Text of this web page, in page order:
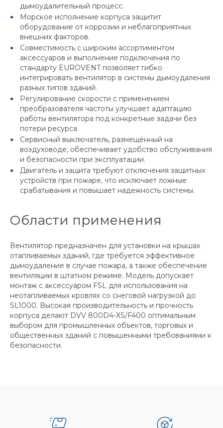
дымоудалительный процесс.
Морское исполнение корпуса защитит
оборудование от коррозии и неблагоприятных
внешних факторов.
Совместимость с широким ассортиментом
аксессуаров и выполнение подключения по
стандарту EUROVENT позволяет гибко
интегрировать вентилятор в системы дымоудаления
разных типов зданий.
Регулирование скорости с применением
преобразователя частоты улучшает адаптацию
работы вентилятора под конкретные задачи без
потери ресурса.
Сервисный выключатель, размещённый на
воздуховоде, обеспечивает удобство обслуживания
и безопасности при эксплуатации.
Двигатель и защита требуют отключения защитных
устройств при пожаре, что исключает ложные
срабатывания и повышает надежность системы.
Области применения
Вентилятор предназначен для установки на крышах
отапливаемых зданий, где требуется эффективное
дымоудаление в случае пожара, а также обеспечение
вентиляции в штатном режиме. Модель допускает
монтаж с аксессуаром FSL для использования на
неотапливаемых кровлях со снеговой нагрузкой до
SL1000. Высокая производительность и прочность
корпуса делают DVV 800D4-XS/F400 оптимальным
выбором для промышленных объектов, торговых и
общественных зданий с повышенными требованиями к
безопасности.